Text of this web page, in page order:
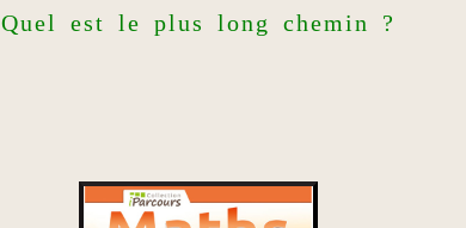
Quel est le plus long chemin ?